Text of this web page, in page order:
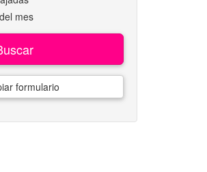
mes
formulario